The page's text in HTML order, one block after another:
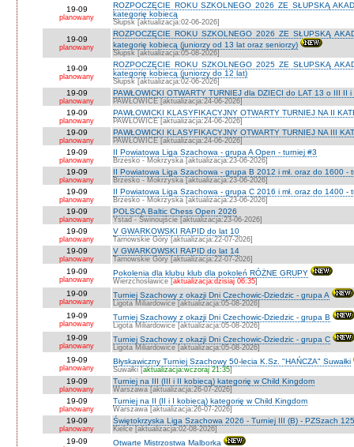
19-09
planowany
ROZPOCZĘCIE ROKU SZKOLNEGO 2026 ZE SŁUPSKĄ
kategorię kobiecą
Słupsk [aktualizacja:02-06-2026]
19-09
planowany
ROZPOCZĘCIE ROKU SZKOLNEGO 2026 ZE SŁUPSKĄ
kategorię kobiecą (juniorzy od 13 lat oraz seniorzy)
Słupsk [aktualizacja:05-08-2026]
19-09
planowany
ROZPOCZĘCIE ROKU SZKOLNEGO 2025 ZE SŁUPSKĄ
kategorię kobiecą (juniorzy do 12 lat)
Słupsk [aktualizacja:02-06-2026]
19-09
planowany
PAWŁOWICKI OTWARTY TURNIEJ dla DZIECI do LAT 13 o III II
PAWŁOWICE [aktualizacja:24-06-2026]
19-09
planowany
PAWŁOWICKI KLASYFIKACYJNY OTWARTY TURNIEJ NA II
PAWŁOWICE [aktualizacja:24-06-2026]
19-09
planowany
PAWŁOWICKI KLASYFIKACYJNY OTWARTY TURNIEJ NA III
PAWŁOWICE [aktualizacja:24-06-2026]
19-09
planowany
II Powiatowa Liga Szachowa - grupa A Open - turniej #3
Brzesko - Mokrzyska [aktualizacja:23-06-2026]
19-09
planowany
II Powiatowa Liga Szachowa - grupa B 2012 i mł. oraz do 1600 -
Brzesko - Mokrzyska [aktualizacja:23-06-2026]
19-09
planowany
II Powiatowa Liga Szachowa - grupa C 2016 i mł. oraz do 1400 -
Brzesko - Mokrzyska [aktualizacja:23-06-2026]
19-09
planowany
POLSCA Baltic Chess Open 2026
Ystad - Świnoujście [aktualizacja:23-06-2026]
19-09
planowany
V GWARKOWSKI RAPID do lat 10
Tarnowskie Góry [aktualizacja:22-07-2026]
19-09
planowany
V GWARKOWSKI RAPID do lat 14
Tarnowskie Góry [aktualizacja:22-07-2026]
19-09
planowany
Pokolenia dla klubu klub dla pokoleń RÓŻNE GRUPY
Wierzchosławice [aktualizacja:dzisiaj 06:35]
19-09
planowany
Turniej Szachowy z okazji Dni Czechowic-Dziedzic - grupa A
Ligota Miliardowice [aktualizacja:05-08-2026]
19-09
planowany
Turniej Szachowy z okazji Dni Czechowic-Dziedzic - grupa B
Ligota Miliardowice [aktualizacja:05-08-2026]
19-09
planowany
Turniej Szachowy z okazji Dni Czechowic-Dziedzic - grupa C
Ligota Miliardowice [aktualizacja:05-08-2026]
19-09
planowany
Błyskawiczny Turniej Szachowy 50-lecia K.Sz. "HAŃCZA" Suwałki
Suwałki [aktualizacja:wczoraj 21:35]
19-09
planowany
Turniej na III (III i II kobiecą) kategorię w Child Kingdom
Warszawa [aktualizacja:26-07-2026]
19-09
planowany
Turniej na II (II i I kobiecą) kategorię w Child Kingdom
Warszawa [aktualizacja:26-07-2026]
19-09
planowany
Świętokrzyska Liga Szachowa 2026 - Turniej III (B) - PZSzach
Kielce [aktualizacja:02-08-2026]
19-09 Otwarte Mistrzostwa Malborka